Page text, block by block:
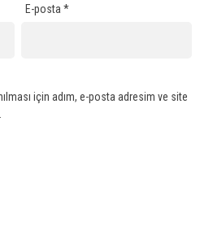
E-posta*
için adım, e-posta adresim ve site